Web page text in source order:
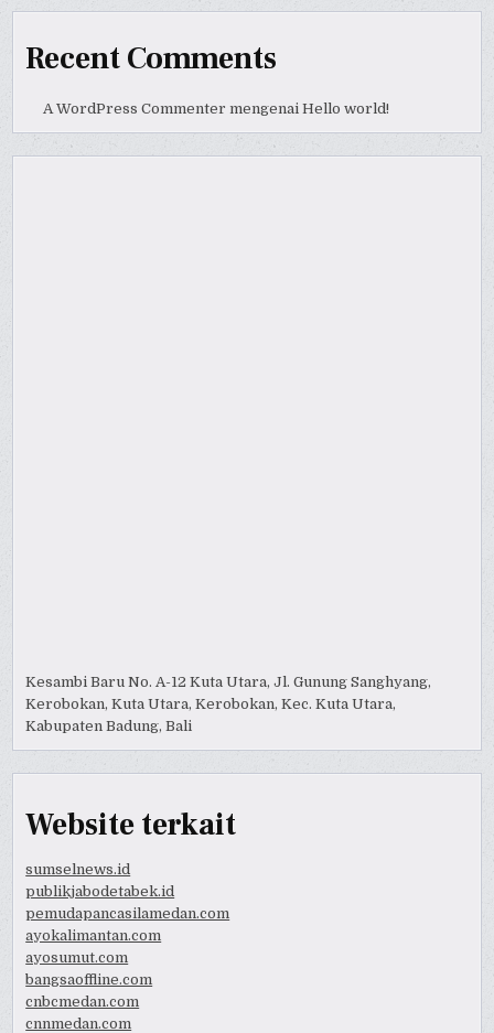
Recent Comments
A WordPress Commenter mengenai Hello world!
Kesambi Baru No. A-12 Kuta Utara, Jl. Gunung Sanghyang,
Kerobokan, Kuta Utara, Kerobokan, Kec. Kuta Utara,
Kabupaten Badung, Bali
Website terkait
sumselnews.id
publikjabodetabek.id
pemudapancasilamedan.com
ayokalimantan.com
ayosumut.com
bangsaoffline.com
cnbcmedan.com
cnnmedan.com